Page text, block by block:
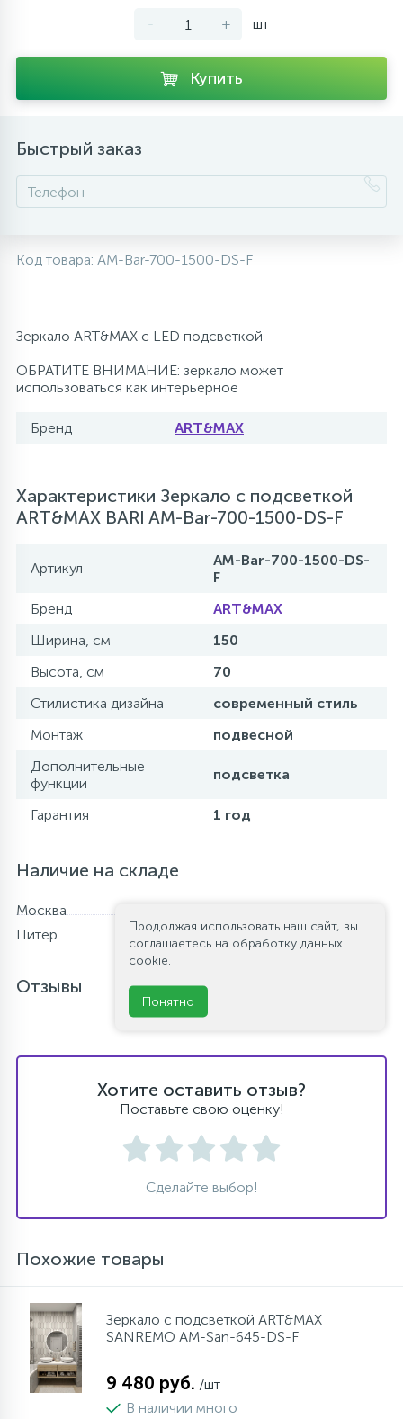
Напольные смесители
- + шт
Купить
Быстрый заказ
Код товара: AM-Bar-700-1500-DS-F
Зеркало ART&MAX с LED подсветкой
ОБРАТИТЕ ВНИМАНИЕ: зеркало может
использоваться как интерьерное
Бренд ART&MAX
Характеристики Зеркало с подсветкой
ART&MAX BARI AM-Bar-700-1500-DS-F
Артикул
AM-Bar-700-1500-DS-
F
Бренд
ART&MAX
Ширина, см
150
Высота, см
70
Стилистика дизайна
современный стиль
Монтаж
подвесной
Дополнительные
функции
подсветка
Гарантия 1 год
Наличие на складе
Москва
Питер
Нет в наличии
Отзывы
Хотите оставить отзыв?
Поставьте свою оценку!
Сделайте выбор!
Похожие товары
Зеркало с подсветкой ART&MAX
SANREMO AM-San-645-DS-F
9 480 руб. /шт
В наличии много
Продолжая использовать наш сайт, вы
соглашаетесь на обработку данных
cookie.
Понятно